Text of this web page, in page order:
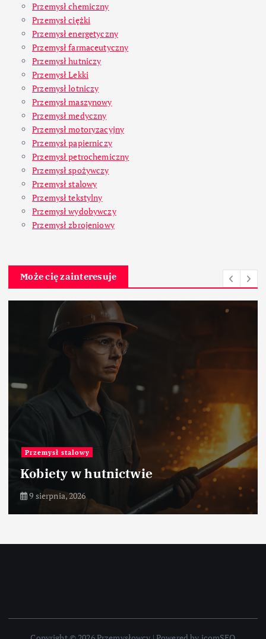
Przemysł chemiczny
Przemysł ciężki
Przemysł energetyczny
Przemysł farmaceutyczny
Przemysł hutniczy
Przemysł Lekki
Przemysł lotniczy
Przemysł maszynowy
Przemysł medyczny
Przemysł motoryzacyjny
Przemysł papierniczy
Przemysł petrochemiczny
Przemysł spożywczy
Przemysł stalowy
Przemysł tekstylny
Przemysł wydobywczy
Przemysł zbrojeniowy
Może cię zainteresuje
Przemysł stalowy
Kobiety w hutnictwie
9 sierpnia, 2026